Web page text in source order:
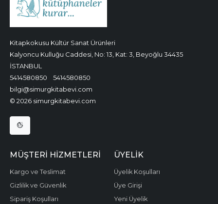
Kitapkokusu Kültür Sanat Ürünleri
Kalyoncu Kulluğu Caddesi, No: 13, Kat: 3, Beyoğlu 34435
İSTANBUL
5414580850
5414580850
bilgi@simurgkitabevi.com
© 2026 simurgkitabevi.com
MÜŞTERI HIZMETLERI
Kargo ve Teslimat
Gizlilik ve Güvenlik
Sipariş Koşulları
ÜYELIK
Üyelik Koşulları
Üye Girişi
Yeni Üyelik